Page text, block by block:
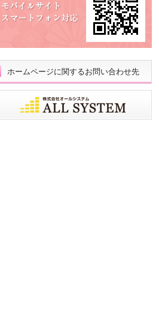
ホームページに関するお問い合わせ先